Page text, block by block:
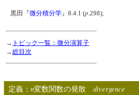
黒田『微分積分学 』8.4.1 (p .298);
→ トピック一覧：微分演算子
→総目次
定義：n変数関数の発散divergence